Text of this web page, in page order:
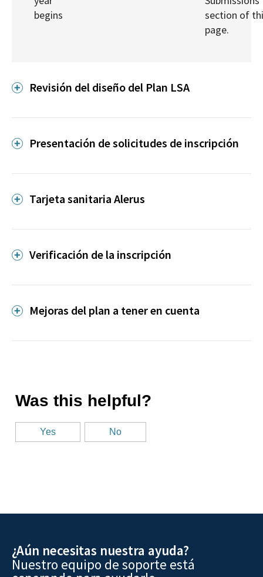
begins
section of
page.
Revisión del diseño del Plan LSA
Presentación de solicitudes de inscripción
Tarjeta sanitaria Alerus
Verificación de la inscripción
Mejoras del plan a tener en cuenta
¿Aún necesitas nuestra ayuda?
Nuestro equipo de soporte está